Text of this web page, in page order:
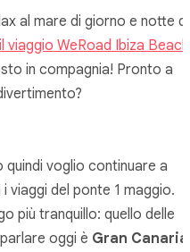
al mare di giorno e notte
WeRoad Ibiza Beach
in compagnia! Pronto a
voglio continuare a
viaggi del ponte 1 maggio.
più tranquillo: quello delle
oggi è Gran Canaria